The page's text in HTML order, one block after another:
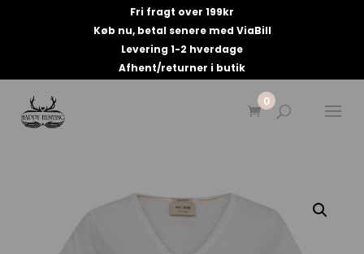
Fri fragt over 199kr
Køb nu, betal senere med ViaBill
Levering 1-2 hverdage
Afhent/returner i butik
0